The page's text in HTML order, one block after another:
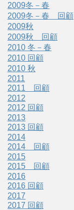
2009冬－春
2009冬－春 回顧
2009秋
2009秋 回顧
2010 冬－春
2010 回顧
2010 秋
2011
2011 回顧
2012
2012 回顧
2013
2013 回顧
2014
2014 回顧
2015
2015 回顧
2016
2016 回顧
2017
2017 回顧